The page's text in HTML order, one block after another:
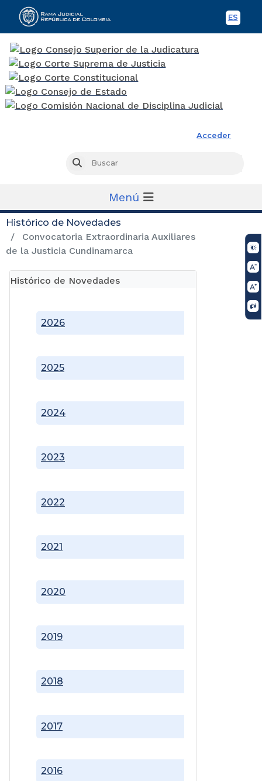
ES
Acceder
Buscar
Menú
Histórico de Novedades
Convocatoria Extraordinaria Auxiliares
de la Justicia Cundinamarca
Histórico de Novedades
2016
2017
2018
2019
2020
2021
2022
2023
2024
2025
2026